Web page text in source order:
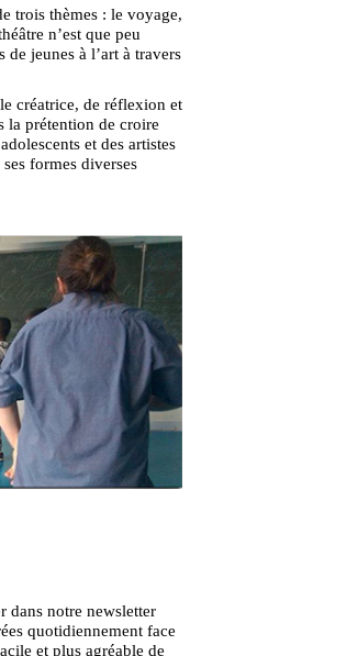
trois thèmes : le voyage,
n’est que peu
jeunes à l’art à travers
créatrice, de réflexion et
la prétention de croire
et des artistes
formes diverses
dans notre newsletter
quotidiennement face
et plus agréable de